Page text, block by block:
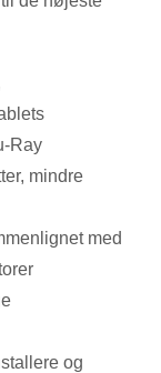
Ray
mindre
med
og